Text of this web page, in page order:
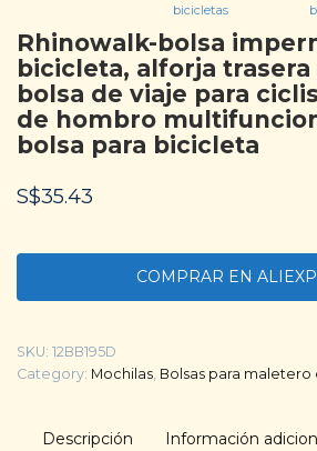
bicicletas
Rhinowalk-bolsa
bicicleta, alforja trasera
bolsa de viaje para
de hombro
bolsa para bicicleta
S$35.43
COMPRAR EN
SKU: 12BB195D
Category: Mochilas Bolsas para
Descripción Información